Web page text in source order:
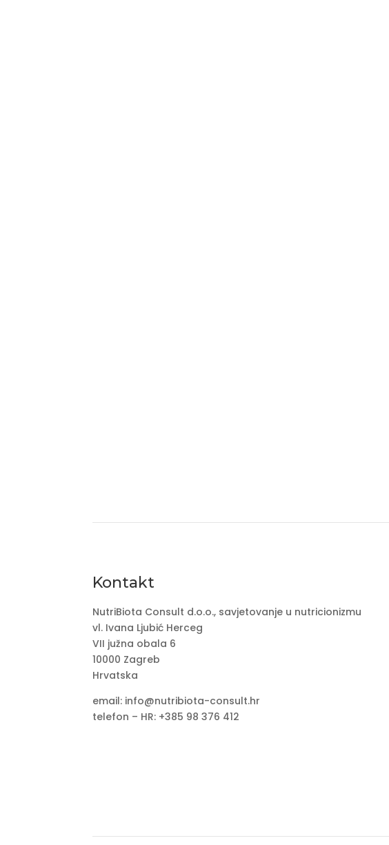
Kontakt
NutriBiota Consult d.o.o., savjetovanje u nutricionizmu
vl. Ivana Ljubić Herceg
VII južna obala 6
10000 Zagreb
Hrvatska
email: info@nutribiota-consult.hr
telefon – HR: +385 98 376 412